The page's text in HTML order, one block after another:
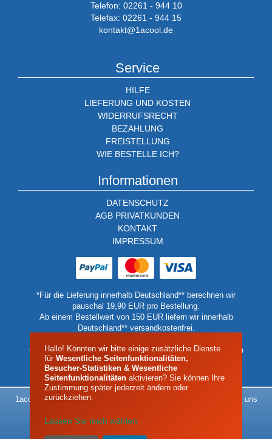
Telefon: 02261 - 944 10
Telefax: 02261 - 944 15
kontakt@1acool.de
Service
HILFE
LIEFERUNG UND KOSTEN
WIDERRUFSRECHT
BEZAHLUNG
FREISTELLUNG
WIE BESTELLE ICH?
Informationen
DATENSCHUTZ
AGB PRIVATKUNDEN
KONTAKT
IMPRESSUM
*Für die Lieferung innerhalb Deutschland** berechnen wir
pauschal 19,90 EUR pro Bestellung.
Ab einem Bestellwert von 150 EUR liefern wir innerhalb
Deutschland** versandkostenfrei.
Geben Sie in diesen Fällen bitte eine Lieferadressen auf dem
Festland oder einer Talstation an.
1acool - Alles rund um das Thema Kältetechnik - Das Klima liegt uns
| Impressum |
Hallo! Könnten wir bitte einige zusätzliche Dienste
für Wesentliche Seitenfunktionalitäten,
Besucher-Statistiken & Wesentliche
Seitenfunktionalitäten aktivieren? Sie können Ihre
Zustimmung später jederzeit ändern oder
zurückziehen.
Lassen Sie mich wählen